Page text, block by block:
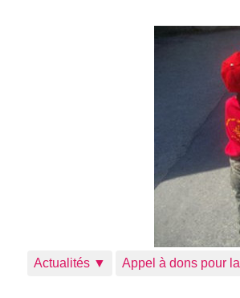
Actualités ▼ Appel à dons pour